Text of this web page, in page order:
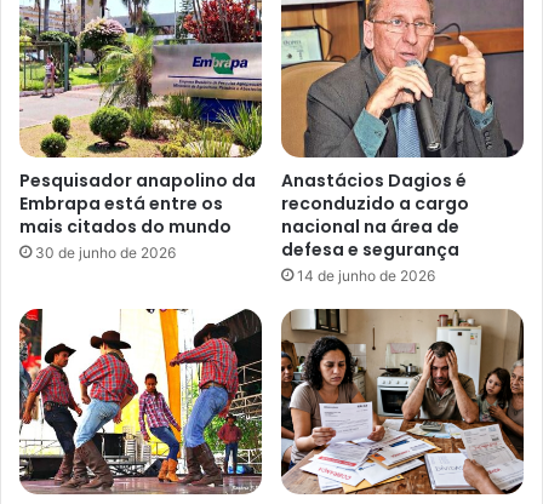
Pesquisador anapolino da
Embrapa está entre os
mais citados do mundo
30 de junho de 2026
Anastácios Dagios é
reconduzido a cargo
nacional na área de
defesa e segurança
14 de junho de 2026